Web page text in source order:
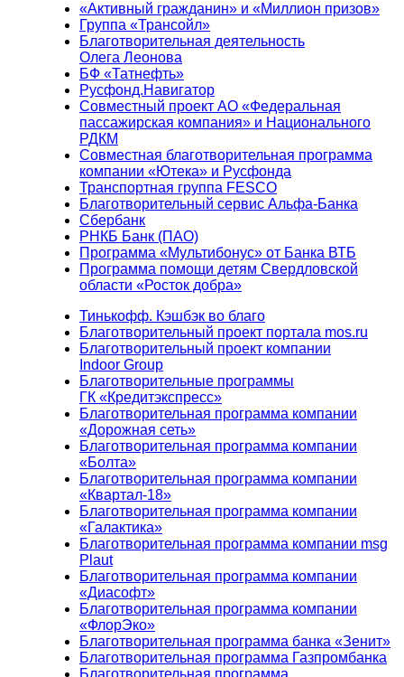
«Активный гражданин» и «Миллион призов»
Группа «Трансойл»
Благотворительная деятельность
Олега Леонова
БФ «Татнефть»
Русфонд.Навигатор
Совместный проект АО «Федеральная
пассажирская компания» и Национального
РДКМ
Совместная благотворительная программа
компании «Ютека» и Русфонда
Транспортная группа FESCO
Благотворительный сервис Альфа-Банка
Сбербанк
РНКБ Банк (ПАО)
Программа «Мультибонус» от Банка ВТБ
Программа помощи детям Свердловской
области «Росток добра»
Тинькофф. Кэшбэк во благо
Благотворительный проект портала mos.ru
Благотворительный проект компании
Indoor Group
Благотворительные программы
ГК «Кредитэкспресс»
Благотворительная программа компании
«Дорожная сеть»
Благотворительная программа компании
«Болта»
Благотворительная программа компании
«Квартал-18»
Благотворительная программа компании
«Галактика»
Благотворительная программа компании msg
Plaut
Благотворительная программа компании
«Диасофт»
Благотворительная программа компании
«ФлорЭко»
Благотворительная программа банка «Зенит»
Благотворительная программа Газпромбанка
Благотворительная программа